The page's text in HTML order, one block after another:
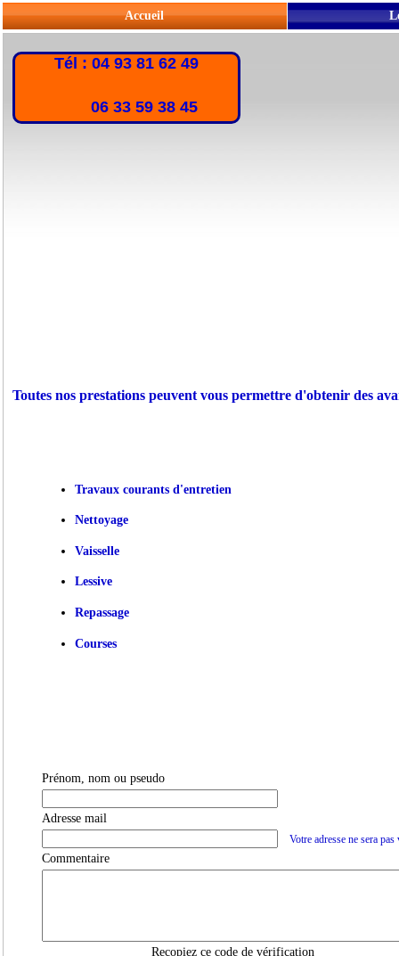
Accueil
Tél : 04 93 81 62 49
06 33 59 38 45
Toutes nos prestations peuvent vous permettre d'obtenir des
Travaux courants d'entretien
Nettoyage
Vaisselle
Lessive
Repassage
Courses
Prénom, nom ou pseudo
Adresse mail
Votre adresse ne sera
Commentaire
Recopiez ce code de vérification